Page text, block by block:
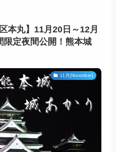
本丸】11月20日～12月
限定夜間公開！熊本城
11月(November)